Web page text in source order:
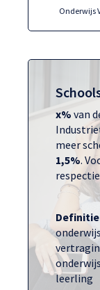
x% van
meer
1,5%.
leerling